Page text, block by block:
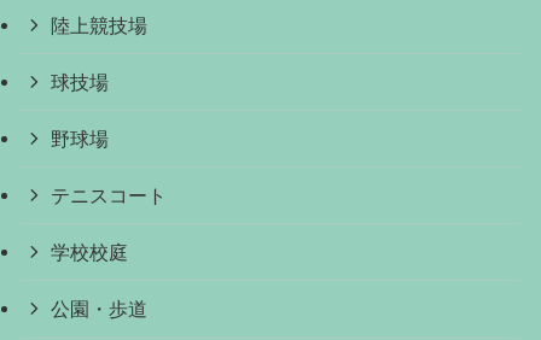
陸上競技場
球技場
野球場
テニスコート
学校校庭
公園・歩道